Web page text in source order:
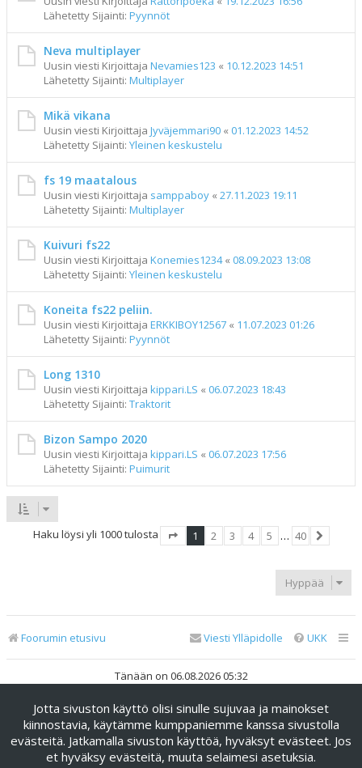
Lähetetty Sijainti: Pyynnöt
Neva multiplayer
Uusin viesti Kirjoittaja Nevamies123 « 10.12.2023 14:51
Lähetetty Sijainti: Multiplayer
Mikä vikana
Uusin viesti Kirjoittaja Jyväjemmari90 « 01.12.2023 14:52
Lähetetty Sijainti: Yleinen keskustelu
fs 19 maatalous
Uusin viesti Kirjoittaja samppaboy « 27.11.2023 19:11
Lähetetty Sijainti: Multiplayer
Kuivuri fs22
Uusin viesti Kirjoittaja Konemies1234« 08.09.2023 13:08
Lähetetty Sijainti: Yleinen keskustelu
Koneita fs22 peliin.
Uusin viesti Kirjoittaja ERKKIBOY12567 « 11.07.2023 01:26
Lähetetty Sijainti: Pyynnöt
Long 1310
Uusin viesti Kirjoittaja kippari.LS « 06.07.2023 18:43
Lähetetty Sijainti: Traktorit
Bizon Sampo 2020
Uusin viesti Kirjoittaja kippari.LS « 06.07.2023 17:56
Lähetetty Sijainti: Puimurit
Haku löysi yli 1000 tulosta
1 2 3 4 5 … 40
Hyppää
Foorumin etusivu UKK
Viesti Ylläpidolle
Tänään on 06.08.2026 05:32
Keskustelufoorumin ohjelmistophpBB® Forum Software ©
phpBB Limited
Käännös: phpBB Suomi (lurttinen, harritapio, Pettis)
phpBB Metro Theme byPixelGoose Studio
Jotta sivuston käyttö olisi sinulle sujuvaa ja mainokset
kiinnostavia, käytämme kumppaniemme kanssa sivustolla
evästeitä. Jatkamalla sivuston käyttöä, hyväksyt evästeet. Jos
et hyväksy evästeitä, muuta selaimesi asetuksia.